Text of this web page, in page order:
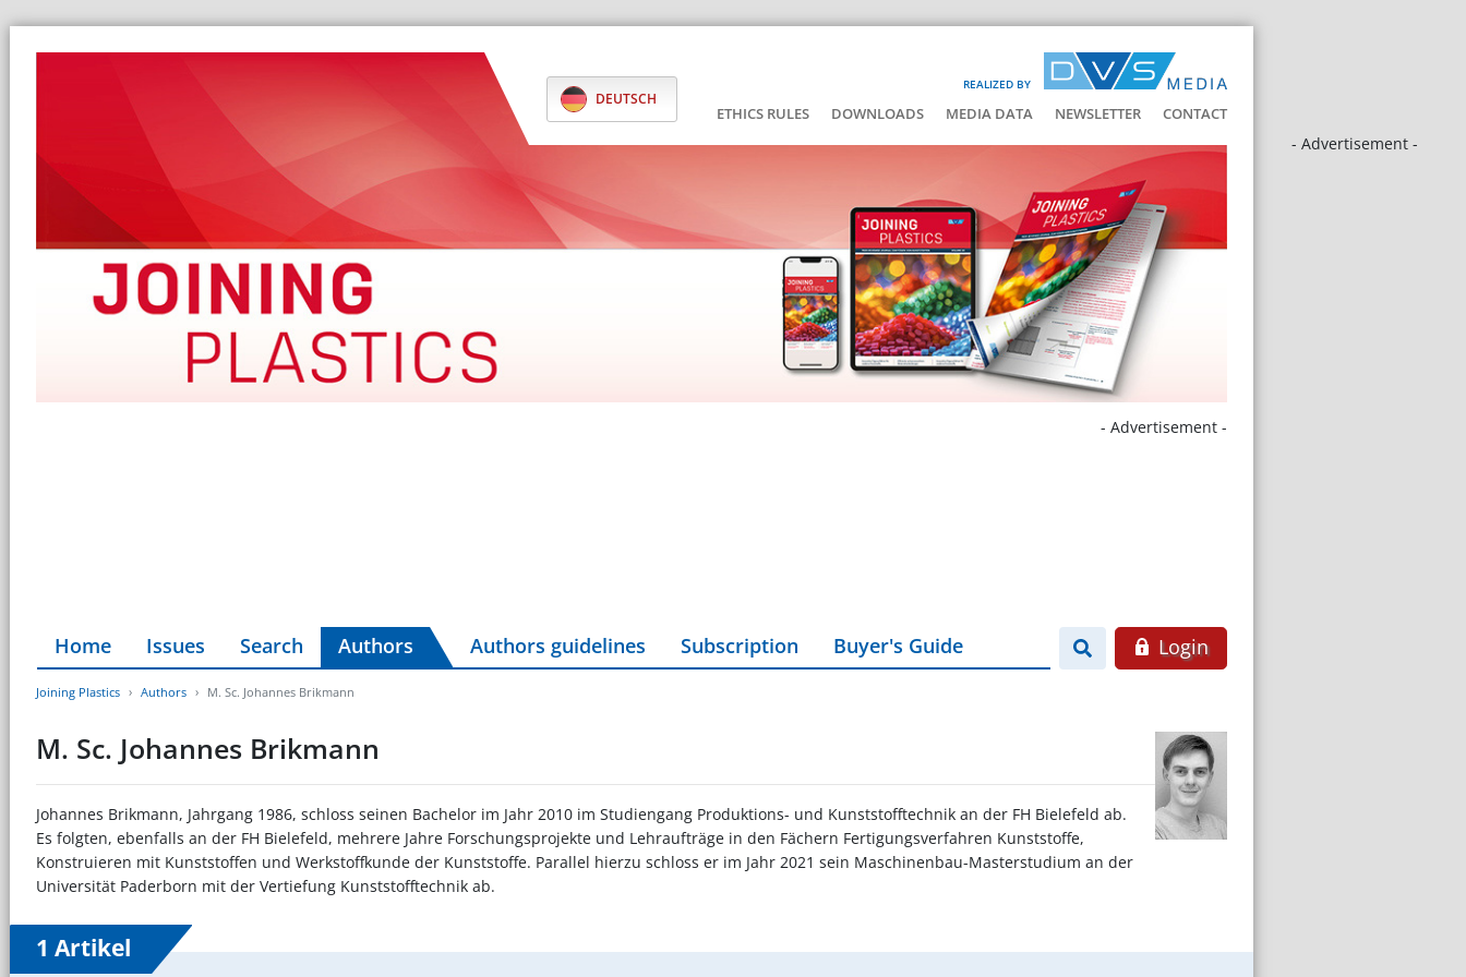
REALIZED BY
DEUTSCH
ETHICS RULES DOWNLOADS MEDIA DATA NEWSLETTER CONTACT
- Advertisement -
- Advertisement -
Home Issues Search Authors Authors guidelines Subscription Buyer's Guide Login
Joining Plastics Authors M. Sc. Johannes Brikmann
M. Sc. Johannes Brikmann
Johannes Brikmann, Jahrgang 1986, schloss seinen Bachelor im Jahr 2010 im Studiengang Produktions- und Kunststofftechnik an der FH Bielefeld ab.
Es folgten, ebenfalls an der FH Bielefeld, mehrere Jahre Forschungsprojekte und Lehraufträge in den Fächern Fertigungsverfahren Kunststoffe,
Konstruieren mit Kunststoffen und Werkstoffkunde der Kunststoffe. Parallel hierzu schloss er im Jahr 2021 sein Maschinenbau-Masterstudium an der
Universität Paderborn mit der Vertiefung Kunststofftechnik ab.
1 Artikel